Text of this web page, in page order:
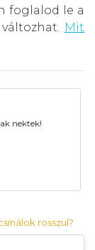
foglalod le a
Mit
nektek!
rosszul?